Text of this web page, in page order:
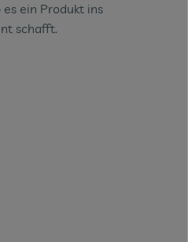
es ein Produkt ins
schafft.